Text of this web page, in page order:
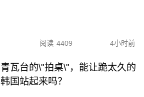
阅读 4409 4小时前
青瓦台的\"拍桌\"，能让跪太久的
韩国站起来吗？